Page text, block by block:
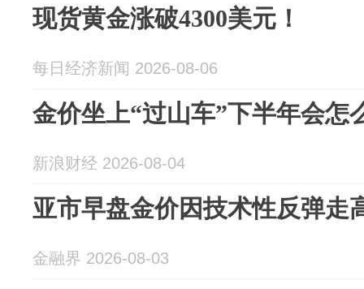
现货黄金涨破4300美元！
每日经济新闻 2026-08-06
金价坐上“过山车”下半年会怎
新浪财经 2026-08-04
亚市早盘金价因技术性反弹走
金融界 2026-08-03